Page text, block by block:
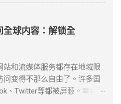
服务建立国际网络连接，这
务。 合法企业级VPN服务商
用户提供跨境网络服务的合
，通过MPLS VPN技术实现
个节点覆盖 SLA服务等级保证
联网 提供跨境云连接服务，支
全球内容：解锁全
和流媒体服务都存在地域限
变得不那么自由了。许多国
、Twitter等都被屏蔽。幸运的